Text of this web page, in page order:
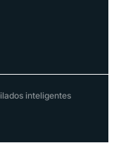
inteligentes